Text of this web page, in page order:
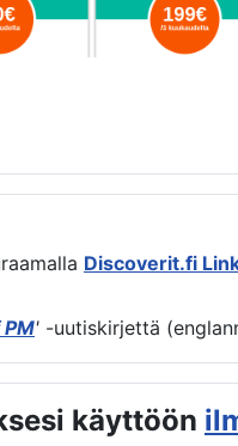
Discoverit.fi
' -uutiskirjettä
käyttöön